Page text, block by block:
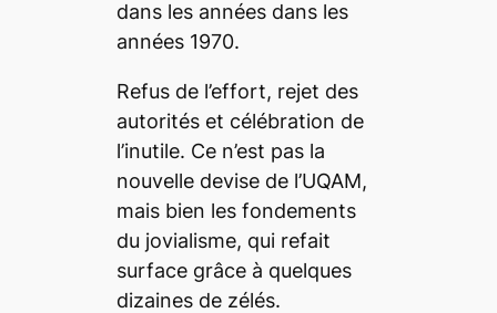
Refus de l’effort, rejet des
autorités et célébration de
l’inutile. Ce n’est pas la
nouvelle devise de l’UQAM,
mais bien les fondements
du jovialisme, qui refait
surface grâce à quelques
dizaines de zélés.